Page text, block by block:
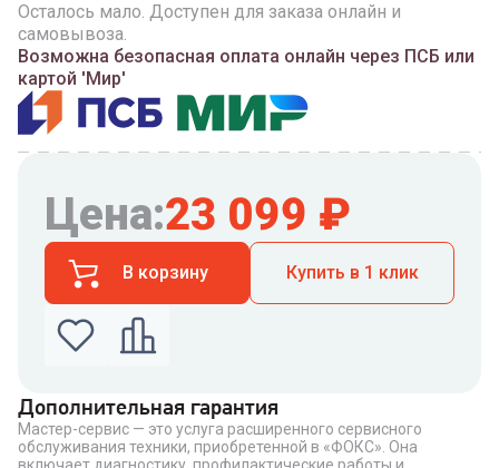
Осталось мало. Доступен для заказа онлайн и
самовывоза.
Возможна безопасная оплата онлайн через ПСБ или
картой 'Мир'
Цена:23 099 ₽
В корзину Купить в 1 клик
Введите номер телефона по которому можно
связаться с вами
Дополнительная гарантия
Мастер-сервис — это услуга расширенного сервисного
обслуживания техники, приобретенной в «ФОКС». Она